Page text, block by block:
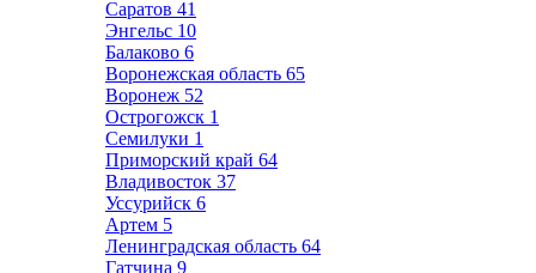
Саратов 41
Энгельс 10
Балаково 6
Воронежская область 65
Воронеж 52
Острогожск 1
Семилуки 1
Приморский край 64
Владивосток 37
Уссурийск 6
Артем 5
Ленинградская область 64
Гатчина 9